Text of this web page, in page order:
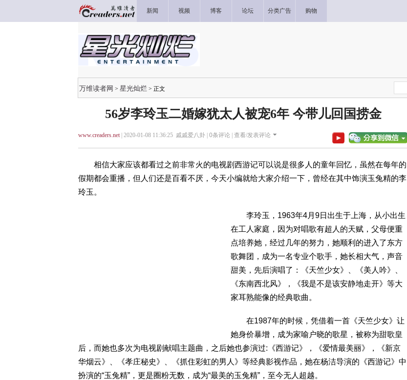
新闻 视频 博客 论坛 分类广告 购物
万维读者网 > 星光灿烂 > 正文
56岁李玲玉二婚嫁犹太人被宠6年 今带儿回国捞金
www.creaders.net| 2020-01-08 11:36:25 戚戚爱八卦 | 0条评论 | 查看/发表评论
相信大家应该都看过之前非常火的电视剧西游记可以说是很多人的童年回忆，虽然在每年的
假期都会重播，但人们还是百看不厌，今天小编就给大家介绍一下，曾经在其中饰演玉兔精的李
玲玉。
李玲玉，1963年4月9日出生于上海，从小出生
在工人家庭，因为对唱歌有超人的天赋，父母便重
点培养她，经过几年的努力，她顺利的进入了东方
歌舞团，成为一名专业个歌手，她长相大气，声音
甜美，先后演唱了：《天竺少女》、《美人吟》、
《东南西北风》，《我是不是该安静地走开》等大
家耳熟能像的经典歌曲。
在1987年的时候，凭借着一首《天竺少女》让
她身价暴增，成为家喻户晓的歌星，被称为甜歌皇
后，而她也多次为电视剧献唱主题曲，之后她也参演过:《西游记》，《爱情最美丽》，《新京
华烟云》、《孝庄秘史》、《抓住彩虹的男人》等经典影视作品，她在杨洁导演的《西游记》中
扮演的“玉兔精”，更是圈粉无数，成为“最美的玉兔精”，至今无人超越。